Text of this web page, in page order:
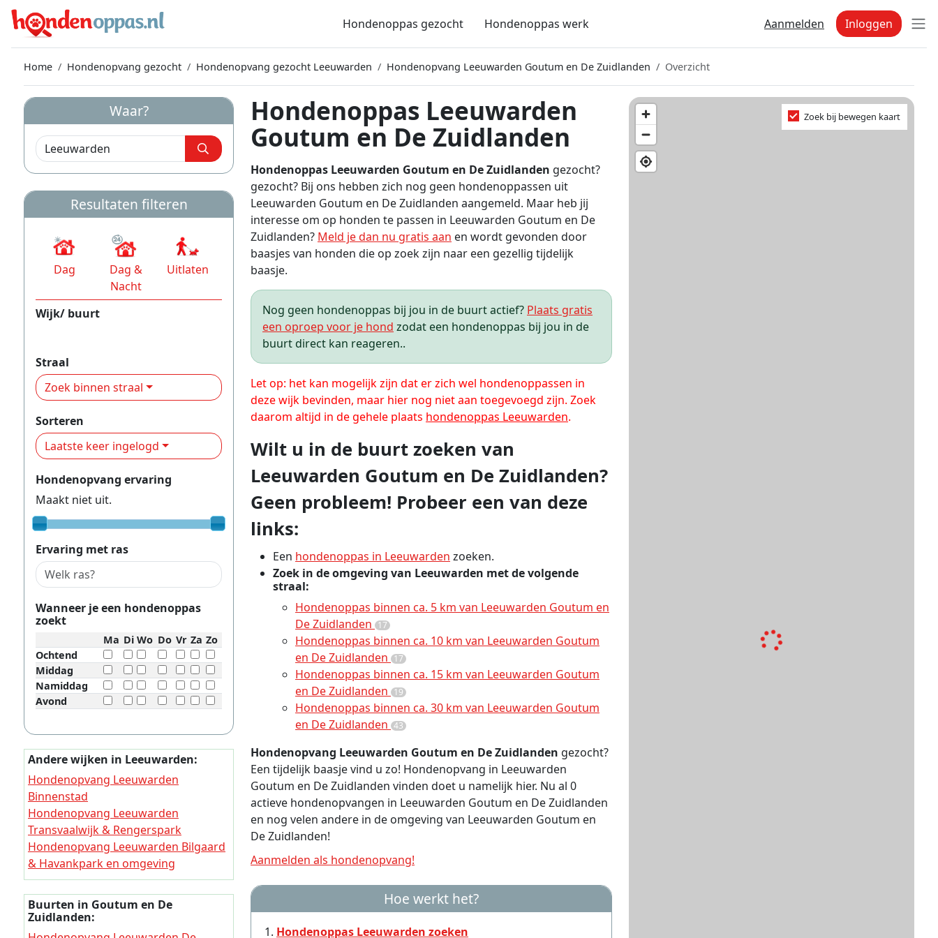
Hondenoppas gezocht Hondenoppas werk Aanmelden Inloggen
Home Hondenopvang gezocht Hondenopvang gezocht Leeuwarden Hondenopvang Leeuwarden Goutum en De Zuidlanden Overzicht
Hondenoppas Leeuwarden
Goutum en De Zuidlanden
Hondenoppas Leeuwarden Goutum en De Zuidlanden gezocht?
gezocht? Bij ons hebben zich nog geen hondenoppassen uit
Leeuwarden Goutum en De Zuidlanden aangemeld. Maar heb jij
interesse om op honden te passen in Leeuwarden Goutum en De
Zuidlanden? Meld je dan nu gratis aan en wordt gevonden door
baasjes van honden die op zoek zijn naar een gezellig tijdelijk
baasje.
Nog geen hondenoppas bij jou in de buurt actief? Plaats gratis
een oproep voor je hond zodat een hondenoppas bij jou in de
buurt direct kan reageren..
Let op: het kan mogelijk zijn dat er zich wel hondenoppassen in
deze wijk bevinden, maar hier nog niet aan toegevoegd zijn. Zoek
daarom altijd in de gehele plaats hondenoppas Leeuwarden.
Wilt u in de buurt zoeken van
Leeuwarden Goutum en De Zuidlanden?
Geen probleem! Probeer een van deze
links:
Een hondenoppas in Leeuwarden zoeken.
Zoek in de omgeving van Leeuwarden met de volgende
straal:
Hondenoppas binnen ca. 5 km van Leeuwarden Goutum en
De Zuidlanden 17
Hondenoppas binnen ca. 10 km van Leeuwarden Goutum
en De Zuidlanden 17
Hondenoppas binnen ca. 15 km van Leeuwarden Goutum
en De Zuidlanden 19
Hondenoppas binnen ca. 30 km van Leeuwarden Goutum
en De Zuidlanden 43
Hondenopvang Leeuwarden Goutum en De Zuidlanden gezocht?
Een tijdelijk baasje vind u zo! Hondenopvang in Leeuwarden
Goutum en De Zuidlanden vinden doet u namelijk hier. Nu al 0
actieve hondenopvangen in Leeuwarden Goutum en De Zuidlanden
en nog velen andere in de omgeving van Leeuwarden Goutum en
De Zuidlanden!
Aanmelden als hondenopvang!
Hoe werkt het?
Hondenoppas Leeuwarden zoeken
Zoek bij bewegen kaart
Waar?
Resultaten filteren
Dag
Dag &
Nacht
Uitlaten
Wijk/ buurt
Straal
Zoek binnen straal
Sorteren
Laatste keer ingelogd
Hondenopvang ervaring
Maakt niet uit.
Ervaring met ras
Wanneer je een hondenoppas
zoekt
Ma Di Wo Do Vr Za Zo
Ochtend
Middag
Namiddag
Avond
Andere wijken in Leeuwarden:
Hondenopvang Leeuwarden
Binnenstad
Hondenopvang Leeuwarden
Transvaalwijk & Rengerspark
Hondenopvang Leeuwarden Bilgaard
& Havankpark en omgeving
Hondenopvang Leeuwarden
Vrijheidswijk
Hondenopvang Leeuwarden Lekkum
en omgeving
Buurten in Goutum en De
Zuidlanden: